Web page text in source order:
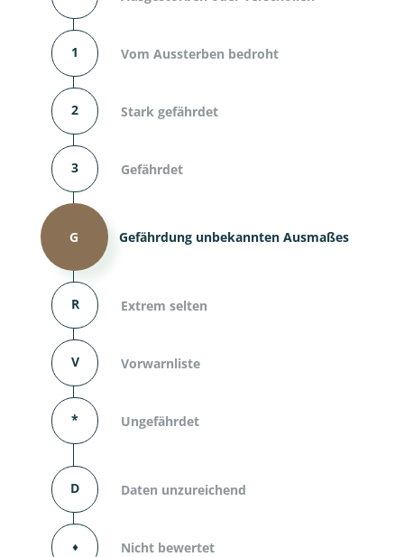
1 Vom Aussterben bedroht
2 Stark gefährdet
3 Gefährdet
G Gefährdung unbekannten Ausmaßes
R Extrem selten
V Vorwarnliste
* Ungefährdet
D Daten unzureichend
⬧ Nicht bewertet